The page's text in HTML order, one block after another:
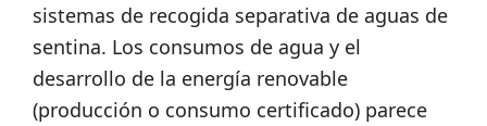
sistemas de recogida separativa de aguas de
sentina. Los consumos de agua y el
desarrollo de la energía renovable
(producción o consumo certificado) parece